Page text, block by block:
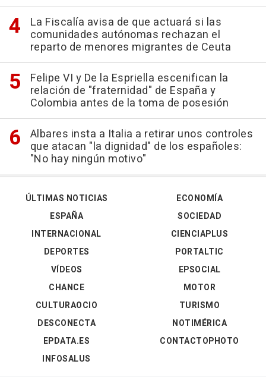
La Fiscalía avisa de que actuará si las
comunidades autónomas rechazan el
reparto de menores migrantes de Ceuta
Felipe VI y De la Espriella escenifican la
relación de "fraternidad" de España y
Colombia antes de la toma de posesión
Albares insta a Italia a retirar unos controles
que atacan "la dignidad" de los españoles:
"No hay ningún motivo"
ÚLTIMAS NOTICIAS
ESPAÑA
INTERNACIONAL
DEPORTES
VÍDEOS
ECONOMÍA
SOCIEDAD
CIENCIAPLUS
PORTALTIC
EPSOCIAL
CHANCE
CULTURAOCIO
DESCONECTA
EPDATA.ES
INFOSALUS
MOTOR
TURISMO
NOTIMÉRICA
CONTACTOPHOTO